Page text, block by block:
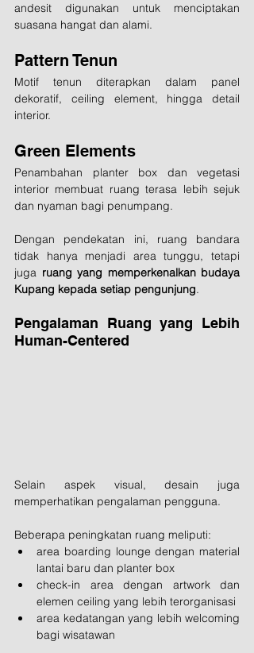
andesit digunakan untuk menciptakan
suasana hangat dan alami.
Pattern Tenun
Motif tenun diterapkan dalam panel
dekoratif, ceiling element, hingga detail
interior.
Green Elements
Penambahan planter box dan vegetasi
interior membuat ruang terasa lebih sejuk
dan nyaman bagi penumpang.
Dengan pendekatan ini, ruang bandara
tidak hanya menjadi area tunggu, tetapi
juga ruang yang memperkenalkan budaya
Kupang kepada setiap pengunjung.
Pengalaman Ruang yang Lebih
Human-Centered
Selain aspek visual, desain juga
memperhatikan pengalaman pengguna.
Beberapa peningkatan ruang meliputi:
area boarding lounge dengan material
lantai baru dan planter box
check-in area dengan artwork dan
elemen ceiling yang lebih terorganisasi
area kedatangan yang lebih welcoming
bagi wisatawan